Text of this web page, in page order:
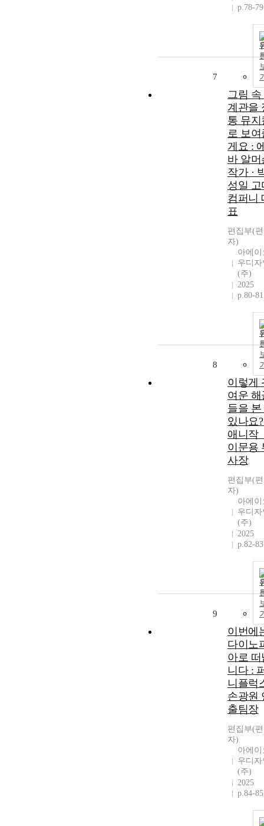
p.78-79
7
그림 속
계관을
통 뮤지
로 보여
게요 :
바 알머
작가 ·
성일 고
컴퍼니
표
편집부(
자)
아에이
우디자
(주)
2025
p.80-81
8
이렇게
여운 해
들을 본
있나요
애니작
이문용
사장
편집부(
자)
아에이
우디자
(주)
2025
p.82-83
9
이번에
다이노
아로 떠
니다 :
니플럭
손광원
출팀장
편집부(
자)
아에이
우디자
(주)
2025
p.84-85